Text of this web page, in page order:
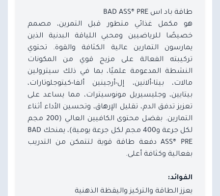
طاقة باد اس BAD ASS® PRE
هو مكمل غذائي متطور قبل التمرين، مصمم
خصيصًا للرياضيين ومحبي اللياقة البدنية الذين
يمارسون التمارين عالية الكثافة والقوة. تحتوي
تركيبته الفعالة على مزيج قوي من المكونات
النشطة المدعومة علميًا، بما في ذلك سيترولين
مالات، بيتا-ألانين، إل-أرجينين ألفا-كيتوجلوتارات،
بيتايين، وجليسيريل مونوسيترات، مما يساعد على
تعزيز تدفق الدم، تقليل الإرهاق، وتحسين الأداء أثناء
التمارين. بفضل محتوى الكافيين العالي (200 مجم
لكل جرعة و400 مجم لكل جرعة يومية)، يمنحك BAD
ASS® PRE دفعة طاقة قوية لتتمكن من التدريب
بفعالية وكثافة أعلى.
الفوائد:
يعزز الطاقة والتركيز واليقظة الذهنية